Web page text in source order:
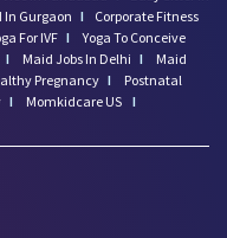
Gurgaon I
Corporate Fitness
For IVF I
Yoga To Conceive
I Maid Jobs In Delhi I
Maid
Pregnancy I
Postnatal
I Momkidcare US I